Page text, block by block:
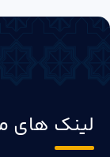
لینک های